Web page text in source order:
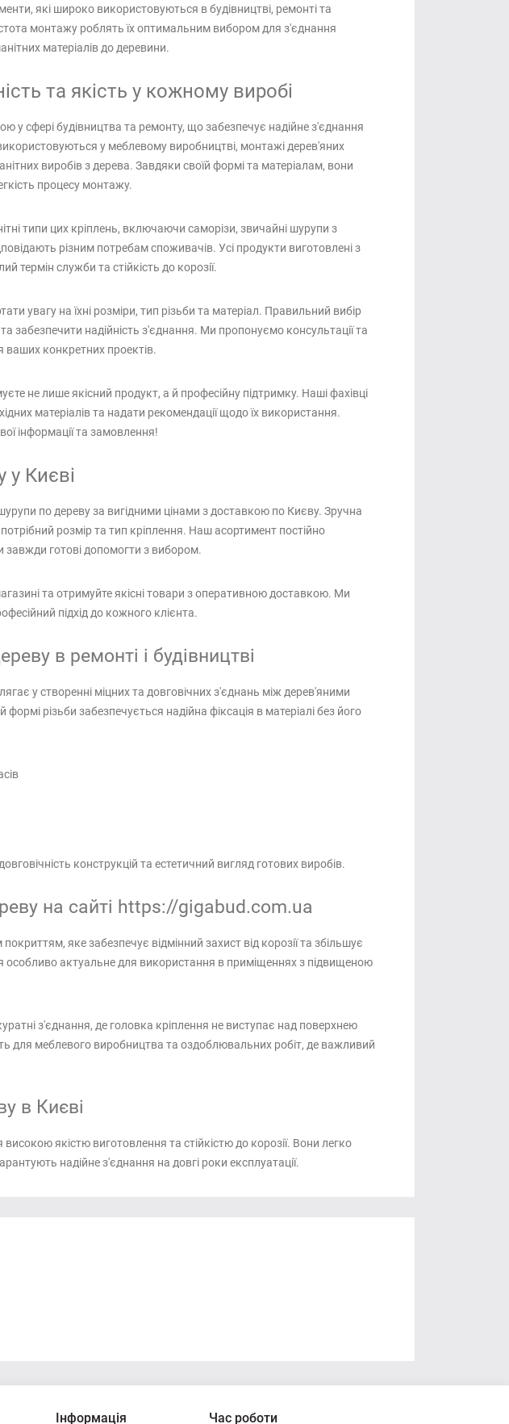
які широко використовуються в будівництві, ремонті та
монтажу роблять їх оптимальним вибором для з'єднання
матеріалів до деревини.
та якість у кожному виробі
у сфері будівництва та ремонту, що забезпечує надійне з'єднання
у меблевому виробництві, монтажі дерев'яних
виробів з дерева. Завдяки своїй формі та матеріалам, вони
процесу монтажу.
типи цих кріплень, включаючи саморізи, звичайні шурупи з
різним потребам споживачів. Усі продукти виготовлені з
термін служби та стійкість до корозії.
увагу на їхні розміри, тип різьби та матеріал. Правильний вибір
надійність з'єднання. Ми пропонуємо консультації та
ваших конкретних проектів.
не лише якісний продукт, а й професійну підтримку. Наші фахівці
матеріалів та надати рекомендації щодо їх використання.
інформації та замовлення!
у Києві
по дереву за вигідними цінами з доставкою по Києву. Зручна
розмір та тип кріплення. Наш асортимент постійно
завжди готові допомогти з вибором.
та отримуйте якісні товари з оперативною доставкою. Ми
підхід до кожного клієнта.
в ремонті і будівництві
у створенні міцних та довговічних з'єднань між дерев'яними
різьби забезпечується надійна фіксація в матеріалі без його
конструкцій та естетичний вигляд готових виробів.
на сайті https://gigabud.com.ua
яке забезпечує відмінний захист від корозії та збільшує
особливо актуальне для використання в приміщеннях з підвищеною
з'єднання, де головка кріплення не виступає над поверхнею
для меблевого виробництва та оздоблювальних робіт, де важливий
в Києві
якістю виготовлення та стійкістю до корозії. Вони легко
надійне з'єднання на довгі роки експлуатації.
Інформація Час роботи